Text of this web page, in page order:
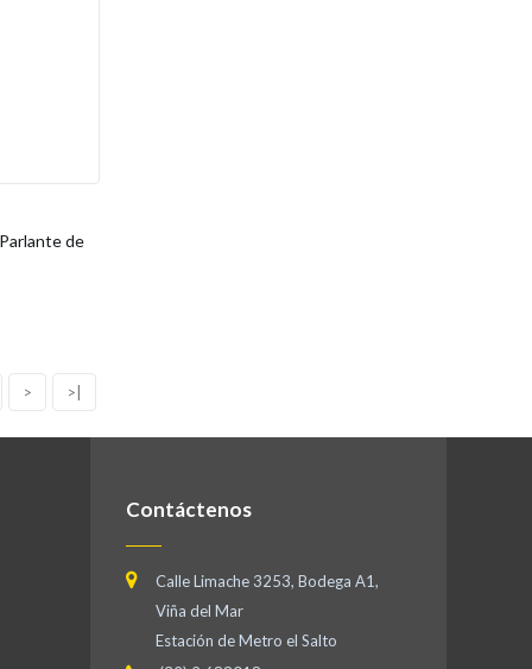
de
> >|
Contáctenos
Calle Limache 3253, Bodega A1,
Viña del Mar
Estación de Metro el Salto